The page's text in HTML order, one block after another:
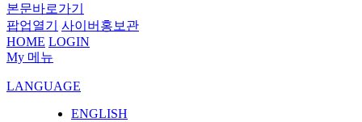
본문바로가기
팝업열기
사이버홍보관
HOME LOGIN
My 메뉴
LANGUAGE
ENGLISH